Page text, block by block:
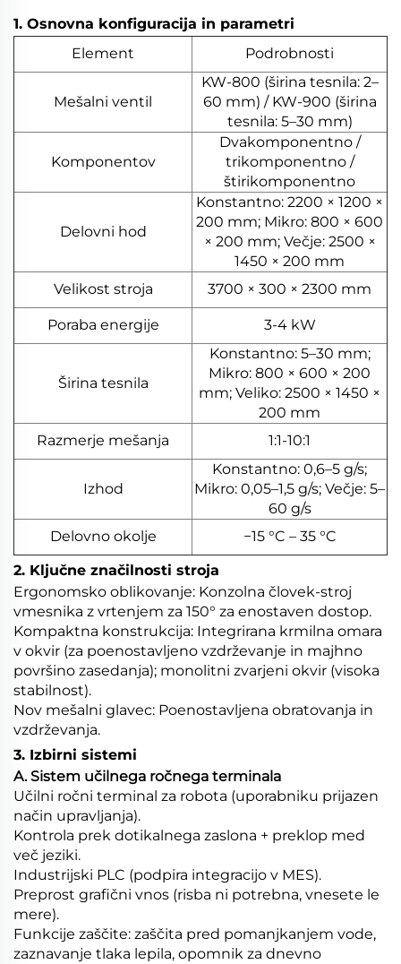
1. Osnovna konfiguracija in parametri
Element
Podrobnosti
Mešalni ventil
KW-800 (širina tesnila: 2–
60 mm) / KW-900 (širina
tesnila: 5–30 mm)
Komponentov
Dvakomponentno /
trikomponentno /
štirikomponentno
Delovni hod
Konstantno: 2200 × 1200 ×
200 mm; Mikro: 800 × 600
× 200 mm; Večje: 2500 ×
1450 × 200 mm
Velikost stroja
3700 × 300 × 2300 mm
Poraba energije 3-4 kW
Širina tesnila
Konstantno: 5–30 mm;
Mikro: 800 × 600 × 200
mm; Veliko: 2500 × 1450 ×
200 mm
Razmerje mešanja
1:1-10:1
Izhod
Konstantno: 0,6–5 g/s;
Mikro: 0,05–1,5 g/s; Večje: 5–
60 g/s
Delovno okolje
−15 °C – 35 °C
2. Ključne značilnosti stroja
Ergonomsko oblikovanje: Konzolna človek-stroj
vmesnika z vrtenjem za 150° za enostaven dostop.
Kompaktna konstrukcija: Integrirana krmilna omara
v okvir (za poenostavljeno vzdrževanje in majhno
površino zasedanja); monolitni zvarjeni okvir (visoka
stabilnost).
Nov mešalni glavec: Poenostavljena obratovanja in
vzdrževanja.
3. Izbirni sistemi
A. Sistem učilnega ročnega terminala
Učilni ročni terminal za robota (uporabniku prijazen
način upravljanja).
Kontrola prek dotikalnega zaslona + preklop med
več jeziki.
Industrijski PLC (podpira integracijo v MES).
Preprost grafični vnos (risba ni potrebna, vnesete le
mere).
Funkcije zaščite: zaščita pred pomanjkanjem vode,
zaznavanje tlaka lepila, opomnik za dnevno